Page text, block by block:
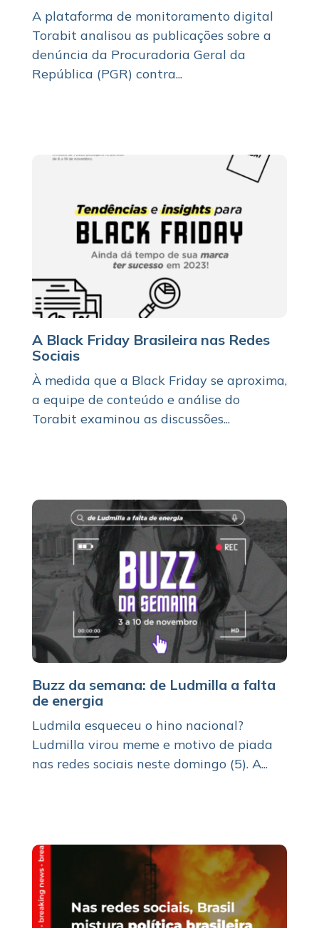
A plataforma de monitoramento digital
Torabit analisou as publicações sobre a
denúncia da Procuradoria Geral da
República (PGR) contra...
A Black Friday Brasileira nas Redes
Sociais
À medida que a Black Friday se aproxima,
a equipe de conteúdo e análise do
Torabit examinou as discussões...
Buzz da semana: de Ludmilla a falta
de energia
Ludmila esqueceu o hino nacional?
Ludmilla virou meme e motivo de piada
nas redes sociais neste domingo (5). A...